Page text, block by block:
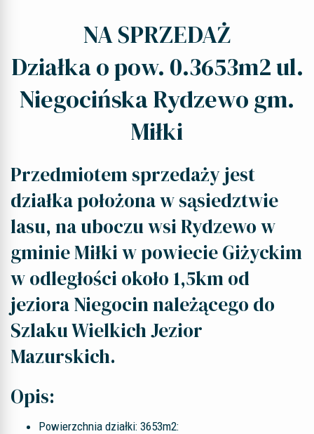
NA SPRZEDAŻ
Działka o pow. 0.3653m2 ul.
Niegocińska Rydzewo gm.
Miłki
Przedmiotem sprzedaży jest
działka położona w sąsiedztwie
lasu, na uboczu wsi Rydzewo w
gminie Miłki w powiecie Giżyckim
w odległości około 1,5km od
jeziora Niegocin należącego do
Szlaku Wielkich Jezior
Mazurskich.
Opis:
Powierzchnia działki: 3653m2: